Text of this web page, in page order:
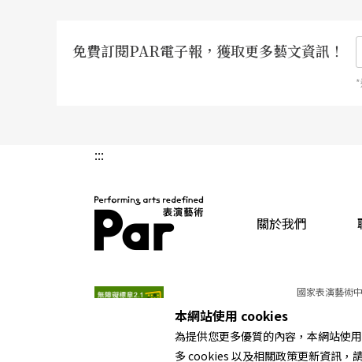
一切新的舞台技法的出現，旣是對以往的舞台
切體驗，離開對更合理的社會和對更完善的人
意義的賣弄。
在我所看到的演出中，舞台的外部形式都比較
電視揷播、獨立的裝置、多焦點的空間分割，
望……但除了極少數運用得較爲成功之外，大
免費訂閱PAR電子報，獲取更多藝文資訊！
:::
關於我們
國家表演藝術
本網站使用 cookies
為提供您更多優質的內容，本網站使
多 cookies 以及相關政策更新資訊，